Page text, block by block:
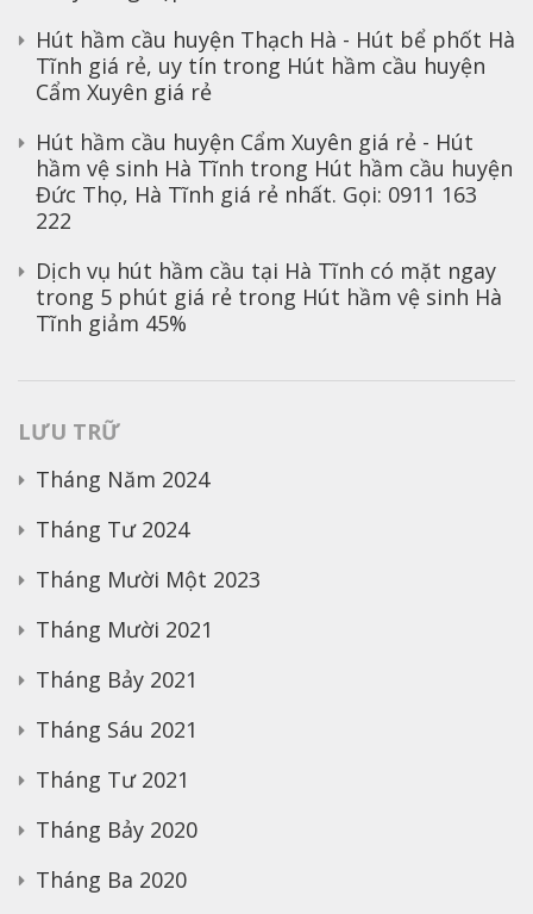
Hút hầm cầu huyện Thạch Hà - Hút bể phốt Hà
Tĩnh giá rẻ, uy tín trong Hút hầm cầu huyện
Cẩm Xuyên giá rẻ
Hút hầm cầu huyện Cẩm Xuyên giá rẻ - Hút
hầm vệ sinh Hà Tĩnh trong Hút hầm cầu huyện
Đức Thọ, Hà Tĩnh giá rẻ nhất. Gọi: 0911 163
222
Dịch vụ hút hầm cầu tại Hà Tĩnh có mặt ngay
trong 5 phút giá rẻ trong Hút hầm vệ sinh Hà
Tĩnh giảm 45%
LƯU TRỮ
Tháng Năm 2024
Tháng Tư 2024
Tháng Mười Một 2023
Tháng Mười 2021
Tháng Bảy 2021
Tháng Sáu 2021
Tháng Tư 2021
Tháng Bảy 2020
Tháng Ba 2020